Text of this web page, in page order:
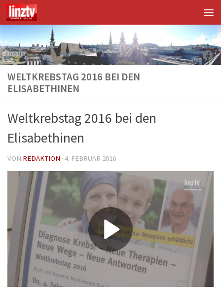
Unter dem Inhalt
WELTKREBSTAG 2016 BEI DEN
ELISABETHINEN
Weltkrebstag 2016 bei den
Elisabethinen
VON REDAKTION · 4. FEBRUAR 2016